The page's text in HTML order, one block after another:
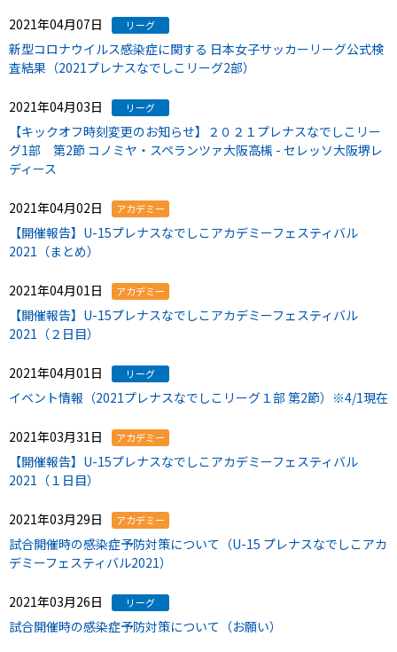
2021年04月07日 リーグ
新型コロナウイルス感染症に関する 日本女子サッカーリーグ公式検
査結果（2021プレナスなでしこリーグ2部）
2021年04月03日 リーグ
【キックオフ時刻変更のお知らせ】２０２１プレナスなでしこリー
グ1部 第2節 コノミヤ・スペランツァ大阪高槻 - セレッソ大阪堺レ
ディース
2021年04月02日 アカデミー
【開催報告】U-15プレナスなでしこアカデミーフェスティバル
2021（まとめ）
2021年04月01日 アカデミー
【開催報告】U-15プレナスなでしこアカデミーフェスティバル
2021（２日目）
2021年04月01日 リーグ
イベント情報（2021プレナスなでしこリーグ１部 第2節）※4/1現在
2021年03月31日 アカデミー
【開催報告】U-15プレナスなでしこアカデミーフェスティバル
2021（１日目）
2021年03月29日 アカデミー
試合開催時の感染症予防対策について（U-15 プレナスなでしこアカ
デミーフェスティバル2021）
2021年03月26日 リーグ
試合開催時の感染症予防対策について（お願い）